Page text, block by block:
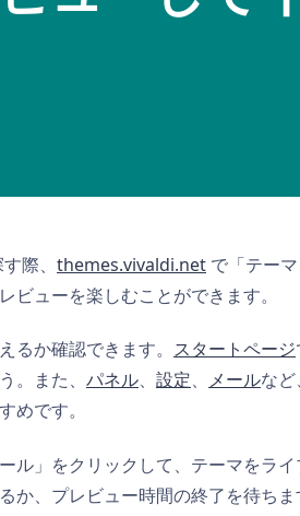
際、 themes.vivaldi.net で「テー
ューを楽しむことができます。
るか確認できます。 スタートページ
。また、 パネル、 設定、 メールな
めです。
ル」をクリックして、テーマをラ
か、プレビュー時間の終了を待ち